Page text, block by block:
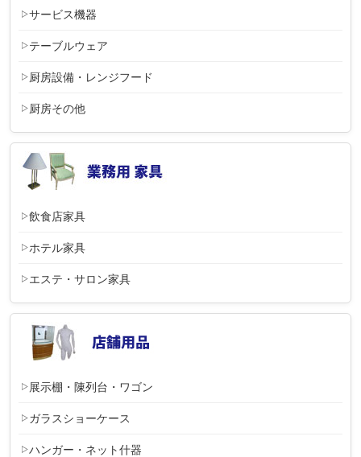
サービス機器
テーブルウェア
厨房設備・レンジフード
厨房その他
飲食店家具
ホテル家具
エステ・サロン家具
展示棚・陳列台・ワゴン
ガラスショーケース
ハンガー・ネット什器